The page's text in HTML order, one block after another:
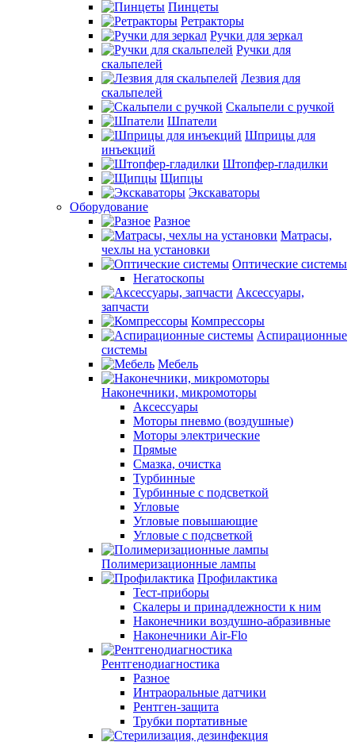
Пинцеты
Ретракторы
Ручки для зеркал
Ручки для
скальпелей
Лезвия для
скальпелей
Скальпели с ручкой
Шпатели
Шприцы для
инъекций
Штопфер-гладилки
Щипцы
Экскаваторы
Оборудование
Разное
Матрасы,
чехлы на установки
Оптические системы
Негатоскопы
Аксессуары,
запчасти
Компрессоры
Аспирационные
системы
Мебель
Наконечники, микромоторы
Аксессуары
Моторы пневмо (воздушные)
Моторы электрические
Прямые
Смазка, очистка
Турбинные
Турбинные с подсветкой
Угловые
Угловые повышающие
Угловые с подсветкой
Полимеризационные лампы
Профилактика
Тест-приборы
Скалеры и принадлежности к ним
Наконечники воздушно-абразивные
Наконечники Air-Flo
Рентгенодиагностика
Разное
Интраоральные датчики
Рентген-защита
Трубки портативные